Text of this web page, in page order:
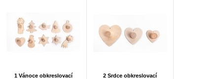
1 Vánoce obkreslovací 2 Srdce obkreslovací